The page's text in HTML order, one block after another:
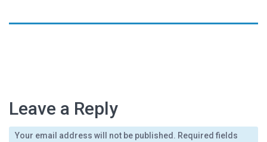
marzo 16, 2014 By admin
Leave a Reply
Your email address will not be published. Required fields